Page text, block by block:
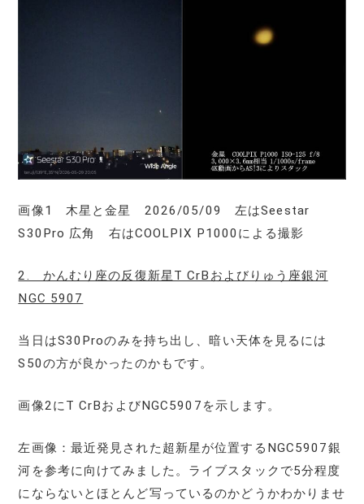
画像1 木星と金星 2026/05/09 左はSeestar
S30Pro 広角 右はCOOLPIX P1000による撮影
2. かんむり座の反復新星T CrBおよびりゅう座銀河
NGC 5907
当日はS30Proのみを持ち出し、暗い天体を見るには
S50の方が良かったのかもです。
画像2にT CrBおよびNGC5907を示します。
左画像：最近発見された超新星が位置するNGC5907銀
河を参考に向けてみました。ライブスタックで5分程度
にならないとほとんど写っているのかどうかわかりませ